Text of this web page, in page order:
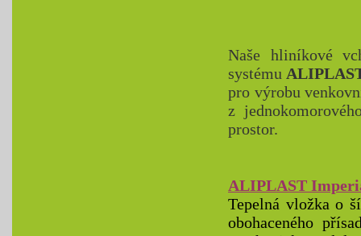
Naše hliníkové
systému
pro výrobu
z
prostor.
ALIPLAST
Tepelná vložka o
obohaceného